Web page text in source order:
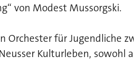
von Modest Mussorgski.
Orchester für Jugendliche
Kulturleben, sowohl